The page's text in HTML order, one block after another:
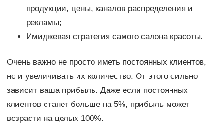
продукции, цены, каналов распределения и
рекламы;
Имиджевая стратегия самого салона красоты.
Очень важно не просто иметь постоянных клиентов,
но и увеличивать их количество. От этого сильно
зависит ваша прибыль. Даже если постоянных
клиентов станет больше на 5%, прибыль может
возрасти на целых 100%.